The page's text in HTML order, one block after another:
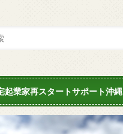
起業家再スタートサポート沖縄